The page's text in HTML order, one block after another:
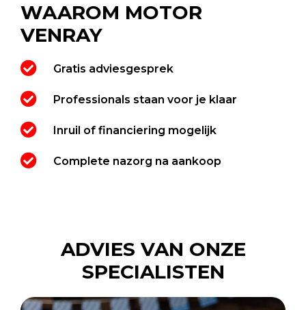
WAAROM MOTOR
VENRAY
Gratis adviesgesprek
Professionals staan voor je klaar
Inruil of financiering mogelijk
Complete nazorg na aankoop
ADVIES VAN ONZE
SPECIALISTEN